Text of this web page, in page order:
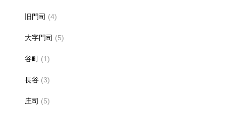
旧門司 (4)
大字門司 (5)
谷町 (1)
長谷 (3)
庄司 (5)